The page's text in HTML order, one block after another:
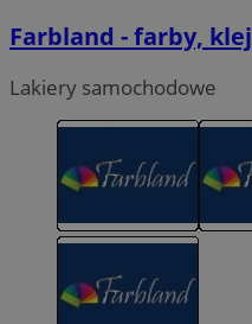
Farbland - farby,
Lakiery samochodowe